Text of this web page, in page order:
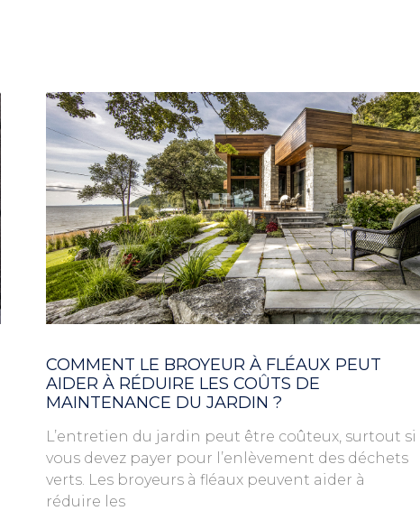
COMMENT LE BROYEUR À FLÉAUX PEUT
AIDER À RÉDUIRE LES COÛTS DE
MAINTENANCE DU JARDIN ?
L’entretien du jardin peut être coûteux, surtout si
vous devez payer pour l’enlèvement des déchets
verts. Les broyeurs à fléaux peuvent aider à
réduire les